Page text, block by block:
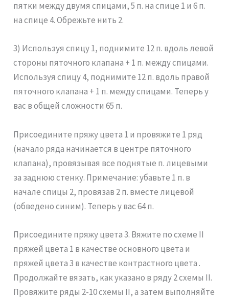
пятки между двумя спицами, 5 п. на спице 1 и 6 п.
на спице 4. Обрежьте нить 2.
3) Используя спицу 1, поднимите 12 п. вдоль левой
стороны пяточного клапана + 1 п. между спицами.
Используя спицу 4, поднимите 12 п. вдоль правой
пяточного клапана + 1 п. между спицами. Теперь у
вас в общей сложности 65 п.
Присоедините пряжу цвета 1 и провяжите 1 ряд
(начало ряда начинается в центре пяточного
клапана), провязывая все поднятые п. лицевыми
за заднюю стенку. Примечание: убавьте 1 п. в
начале спицы 2, провязав 2 п. вместе лицевой
(обведено синим). Теперь у вас 64 п.
Присоедините пряжу цвета 3. Вяжите по схеме II
пряжей цвета 1 в качестве основного цвета и
пряжей цвета 3 в качестве контрастного цвета .
Продолжайте вязать, как указано в ряду 2 схемы II.
Провяжите ряды 2-10 схемы II, а затем выполняйте